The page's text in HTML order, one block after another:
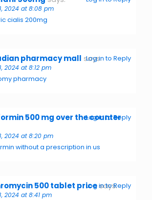
2024 at 8:08 pm
cialis 200mg
pharmacy mall says:
2024 at 8:12 pm
pharmacy
Log in to Reply
500 mg over the counter
2024 at 8:20 pm
without a prescription in us
Log in to Reply
500 tablet pricesays:
2024 at 8:41 pm
Log in to Reply